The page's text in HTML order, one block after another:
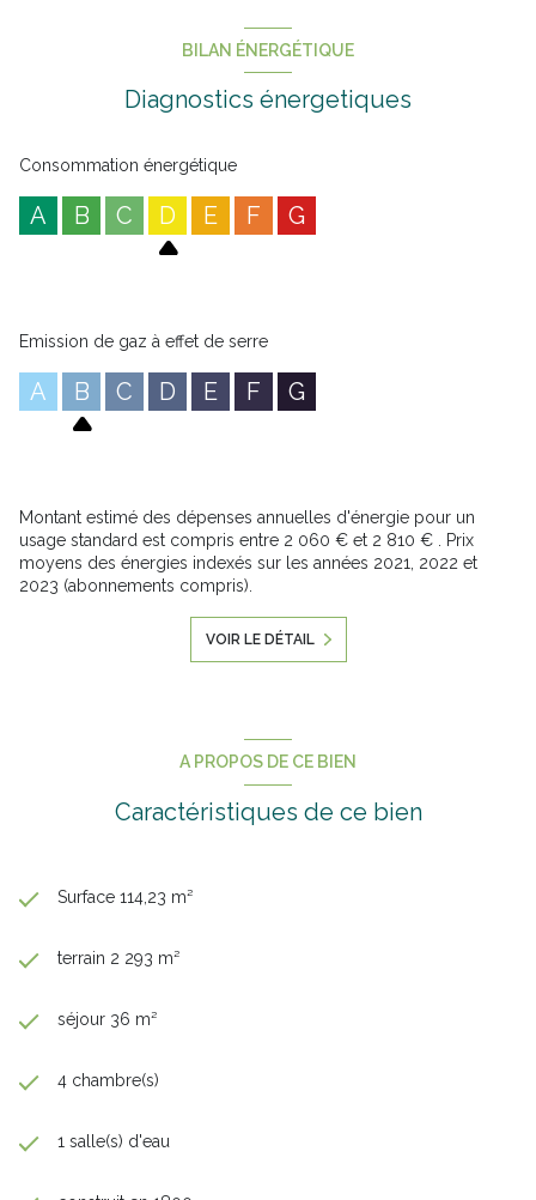
Les informations sur les risques auxquels ce bien est exposé
Géorisques
BILAN ÉNERGÉTIQUE
Diagnostics énergetiques
Consommation énergétique
A B C D E F G
Emission de gaz à effet de serre
A B C D E F G
Montant estimé des dépenses annuelles d'énergie pour un
usage standard est compris entre 2 060 € et 2 810 € . Prix
moyens des énergies indexés sur les années 2021, 2022 et
2023 (abonnements compris).
VOIR LE DÉTAIL
A PROPOS DE CE BIEN
Caractéristiques de ce bien
Surface 114,23 m²
terrain 2 293 m²
séjour 36 m²
4 chambre(s)
1 salle(s) d'eau